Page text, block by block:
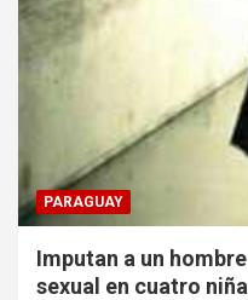
PARAGUAY
Imputan a un
sexual en cuatro